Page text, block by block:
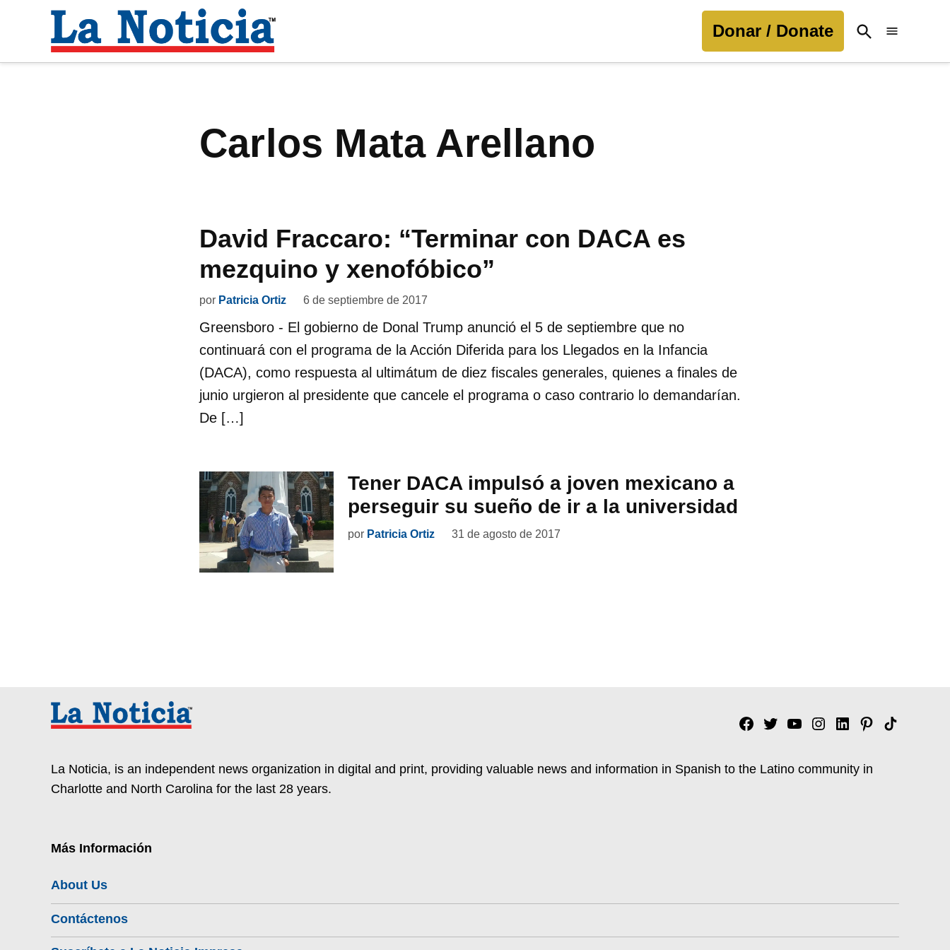
Donar
contenido
Noticia
Donar / Donate
Open
Search
Carlos Mata Arellano
David Fraccaro: “Terminar con DACA es
mezquino y xenofóbico”
por Patricia Ortiz 6 de septiembre de 2017
Greensboro - El gobierno de Donal Trump anunció el 5 de septiembre que no
continuará con el programa de la Acción Diferida para los Llegados en la Infancia
(DACA), como respuesta al ultimátum de diez fiscales generales, quienes a finales de
junio urgieron al presidente que cancele el programa o caso contrario lo demandarían.
De […]
Tener DACA impulsó a joven mexicano a
perseguir su sueño de ir a la universidad
por Patricia Ortiz 31 de agosto de 2017
Facebook
TwitterYouTubeInstagram
Linkedin
Pinterest
Tik
La Noticia, is an independent news organization in digital and print, providing valuable news and information in Spanish to the Latino community in
Charlotte and North Carolina for the last 28 years.
Más Información
About Us
Contáctenos